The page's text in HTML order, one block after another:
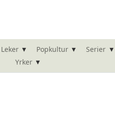
Leker ▾ Popkultur ▾ Serier ▾
Yrker ▾